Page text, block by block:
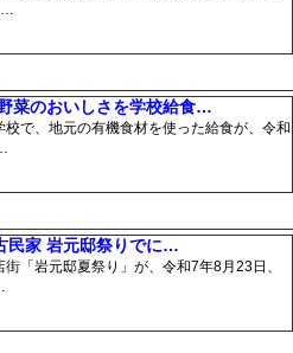
…
菜のおいしさを学校給食…
で、地元の有機食材を使った給食が、令和
民家 岩元邸祭りでに…
「岩元邸夏祭り」が、令和7年8月23日、